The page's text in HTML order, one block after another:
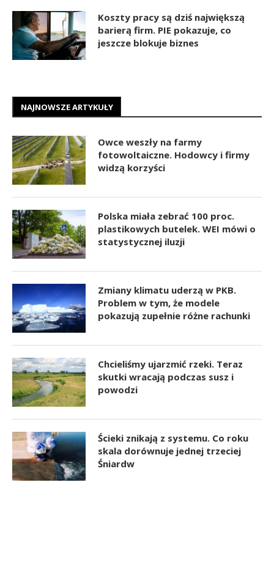
Koszty pracy są dziś największą
barierą firm. PIE pokazuje, co
jeszcze blokuje biznes
NAJNOWSZE ARTYKUŁY
Owce weszły na farmy
fotowoltaiczne. Hodowcy i firmy
widzą korzyści
Polska miała zebrać 100 proc.
plastikowych butelek. WEI mówi o
statystycznej iluzji
Zmiany klimatu uderzą w PKB.
Problem w tym, że modele
pokazują zupełnie różne rachunki
Chcieliśmy ujarzmić rzeki. Teraz
skutki wracają podczas susz i
powodzi
Ścieki znikają z systemu. Co roku
skala dorównuje jednej trzeciej
Śniardw